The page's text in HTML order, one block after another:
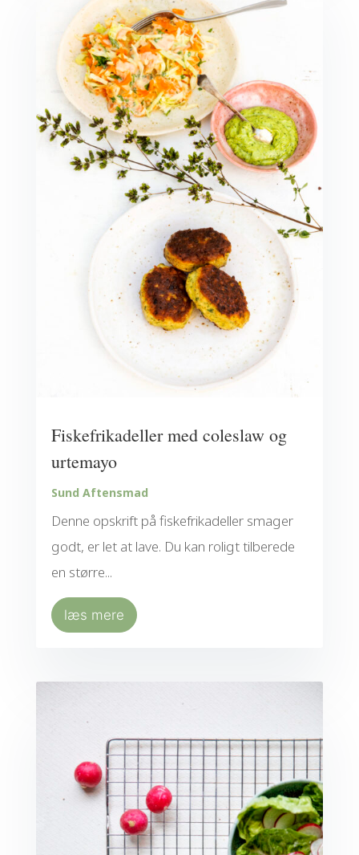
Fiskefrikadeller med coleslaw og
urtemayo
Sund Aftensmad
Denne opskrift på fiskefrikadeller smager
godt, er let at lave. Du kan roligt tilberede
en større...
læs mere